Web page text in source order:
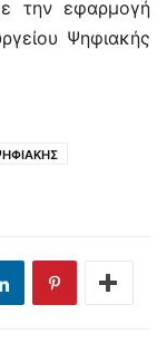
την εφαρμογή
Ψηφιακής